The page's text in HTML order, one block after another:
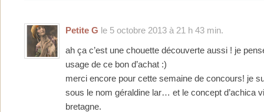
Petite G le 5 octobre 2013 à 21 h 43 min.
ah ça c’est une chouette découverte aussi ! je
usage de ce bon d’achat :)
merci encore pour cette semaine de concours! je
sous le nom géraldine lar… et le concept d’achica
bretagne.